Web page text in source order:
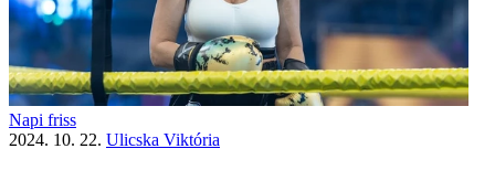
Napi friss
2024. 10. 22. Ulicska Viktória